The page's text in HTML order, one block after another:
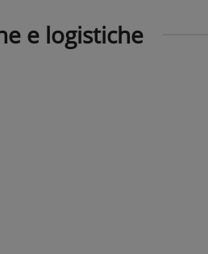
e logistiche